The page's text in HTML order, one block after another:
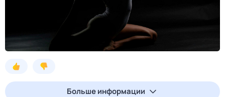
Больше информации